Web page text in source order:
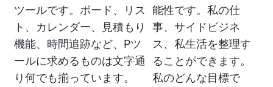
ツールです。ボード、リス
ト、カレンダー、見積もり
機能、時間追跡など、Pツ
ールに求めるものは文字通
り何でも揃っています。
能性です。私の仕
事、サイドビジネ
ス、私生活を整理す
ることができます。
私のどんな目標で